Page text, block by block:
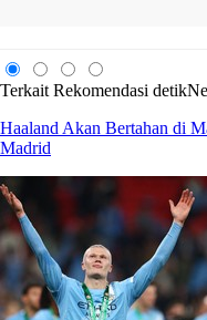
Terkait Rekomendasi
Haaland Akan Bertahan di
Madrid